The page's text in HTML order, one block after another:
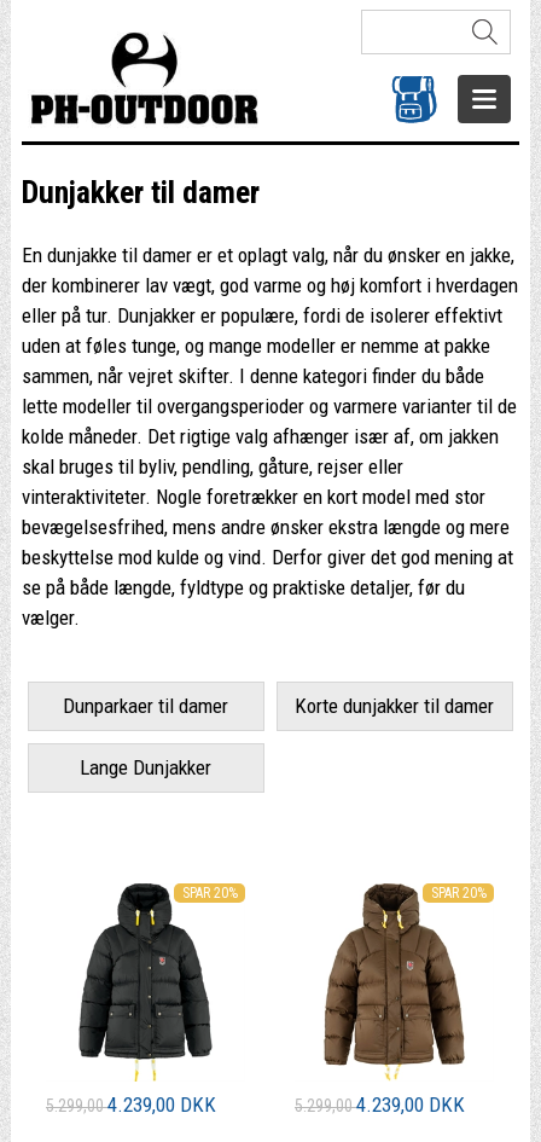
Dunjakker til damer
En dunjakke til damer er et oplagt valg, når du ønsker en jakke,
der kombinerer lav vægt, god varme og høj komfort i hverdagen
eller på tur. Dunjakker er populære, fordi de isolerer effektivt
uden at føles tunge, og mange modeller er nemme at pakke
sammen, når vejret skifter. I denne kategori finder du både
lette modeller til overgangsperioder og varmere varianter til de
kolde måneder. Det rigtige valg afhænger især af, om jakken
skal bruges til byliv, pendling, gåture, rejser eller
vinteraktiviteter. Nogle foretrækker en kort model med stor
bevægelsesfrihed, mens andre ønsker ekstra længde og mere
beskyttelse mod kulde og vind. Derfor giver det god mening at
se på både længde, fyldtype og praktiske detaljer, før du
vælger.
Dunparkaer til damer Korte dunjakker til damer
Lange Dunjakker
SPAR 20%
5.299,004.239,00 DKK
SPAR 20%
5.299,004.239,00 DKK